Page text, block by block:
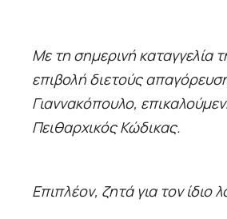
Με τη σημερινή καταγγελία
επιβολή διετούς
Γιαννακόπουλο,
Πειθαρχικός Κώδικας.
Επιπλέον, ζητά για τον